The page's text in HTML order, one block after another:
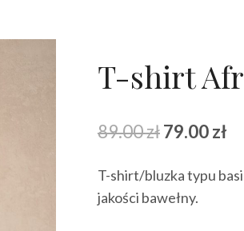
T-shirt
89.00złPierwotna
wynosiła:
79.00zł
T-shirt/bluzka typu
jakości bawełny.